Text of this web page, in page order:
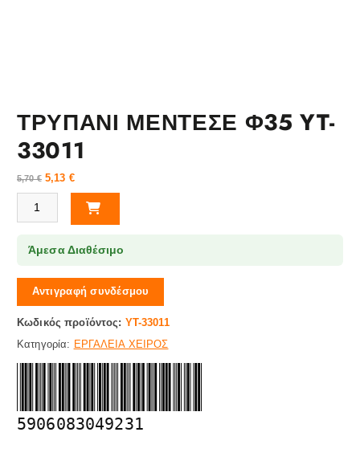
ΤΡΥΠΑΝΙ ΜΕΝΤΕΣΕ Φ35 YT-
33011
5,70€ 5,13 €
ΤΡΥΠΑΝΙ ΜΕΝΤΕΣΕ Φ35 YT-33011 ποσότητα
Άμεσα Διαθέσιμο
Αντιγραφή συνδέσμου
Κωδικός προϊόντος: YT-33011
Κατηγορία: ΕΡΓΑΛΕΙΑ ΧΕΙΡΟΣ
5906083049231